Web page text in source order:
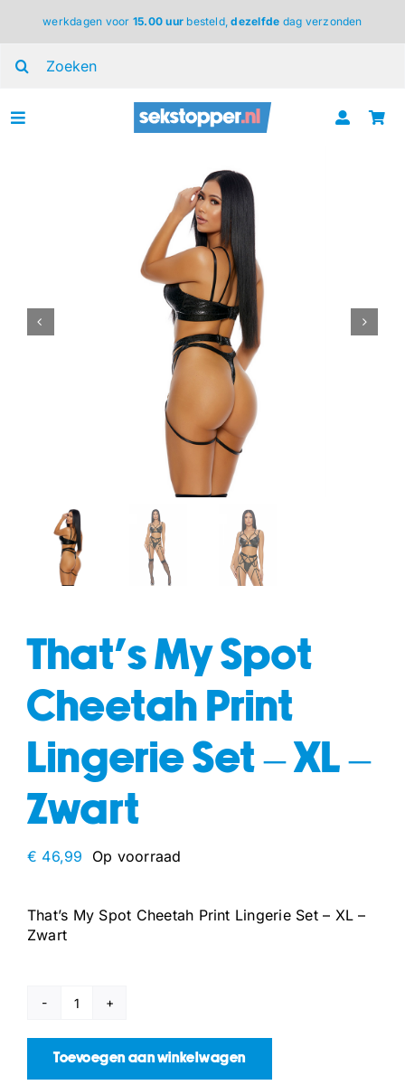
inhoud
werkdagen voor 15.00 uur besteld,dezelfde dag verzonden
Toggle
drogisterij
That’s My Spot
Cheetah Print
Lingerie Set – XL –
Zwart
€ 46,99 Op voorraad
That’s My Spot Cheetah Print Lingerie Set – XL –
Zwart
That's
Spot
Cheetah
Toevoegen aan winkelwagen